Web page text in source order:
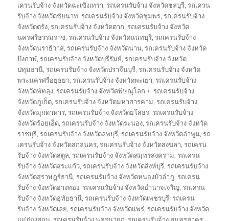
เครนรับจ้าง จังหวัดฉะเชิงเทรา,รถเครนรับจ้าง จังหวัดชลบุรี,รถเครน
รับจ้าง จังหวัดชัยนาท,รถเครนรับจ้าง จังหวัดชุมพร,รถเครนรับจ้าง
จังหวัดตรัง,รถเครนรับจ้าง จังหวัดตาก,รถเครนรับจ้าง จังหวัด
นครศรีธรรมราช,รถเครนรับจ้าง จังหวัดนนทบุรี,รถเครนรับจ้าง
จังหวัดนราธิวาส,รถเครนรับจ้าง จังหวัดน่าน,รถเครนรับจ้าง จังหวัด
บึงกาฬ,รถเครนรับจ้าง จังหวัดบุรีรัมย์,รถเครนรับจ้าง จังหวัด
ปทุมธานี,รถเครนรับจ้าง จังหวัดปราจีนบุรี,รถเครนรับจ้าง จังหวัด
พระนครศรีอยุธยา,รถเครนรับจ้าง จังหวัดพะเยา,รถเครนรับจ้าง
จังหวัดพัทลุง,รถเครนรับจ้าง จังหวัดพิษณุโลก +,รถเครนรับจ้าง
จังหวัดภูเก็ต,รถเครนรับจ้าง จังหวัดมหาสารคาม,รถเครนรับจ้าง
จังหวัดมุกดาหาร,รถเครนรับจ้าง จังหวัดยโสธร,รถเครนรับจ้าง
จังหวัดร้อยเอ็ด,รถเครนรับจ้าง จังหวัดระนอง,รถเครนรับจ้าง จังหวัด
ราชบุรี,รถเครนรับจ้าง จังหวัดลพบุรี,รถเครนรับจ้าง จังหวัดลำพูน,รถ
เครนรับจ้าง จังหวัดสกลนคร,รถเครนรับจ้าง จังหวัดสงขลา,รถเครน
รับจ้าง จังหวัดสตูล,รถเครนรับจ้าง จังหวัดสมุทรสงคราม,รถเครน
รับจ้าง จังหวัดสระแก้ว,รถเครนรับจ้าง จังหวัดสิงห์บุรี,รถเครนรับจ้าง
จังหวัดสุราษฎร์ธานี,รถเครนรับจ้าง จังหวัดหนองบัวลำภู,รถเครน
รับจ้าง จังหวัดอ่างทอง,รถเครนรับจ้าง จังหวัดอำนาจเจริญ,รถเครน
รับจ้าง จังหวัดอุทัยธานี,รถเครนรับจ้าง จังหวัดเพชรบุรี,รถเครน
รับจ้าง จังหวัดเลย,รถเครนรับจ้าง จังหวัดแพร่,รถเครนรับจ้าง จังหวัด
แม่ฮ่องสอน ,รถเครนรับจ้าง นครนายก ,รถเครนรับจ้าง สมุทรสาคร